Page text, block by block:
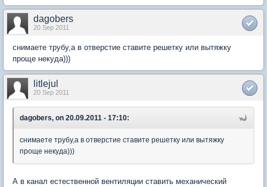
dagobers
20 Sep 2011
снимаете трубу,а в отверстие ставите решетку или вытяжку
проще некуда)))
litlejul
20 Sep 2011
dagobers, on 20.09.2011 - 17:10:
снимаете трубу,а в отверстие ставите решетку или вытяжку
проще некуда)))
А в канал естественной вентиляции ставить механический